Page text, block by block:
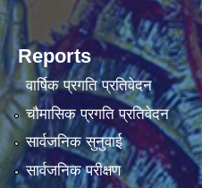
Reports
वार्षिक प्रगति प्रतिवेदन
चौमासिक प्रगति प्रतिवेदन
सार्वजनिक सुनुवाई
सार्वजनिक परीक्षण